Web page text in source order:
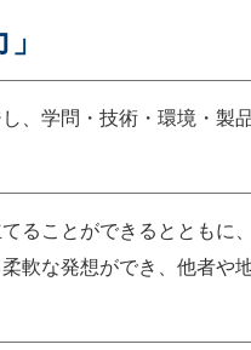
、学問・技術・環境・製
ることができるとともに
軟な発想ができ、他者や